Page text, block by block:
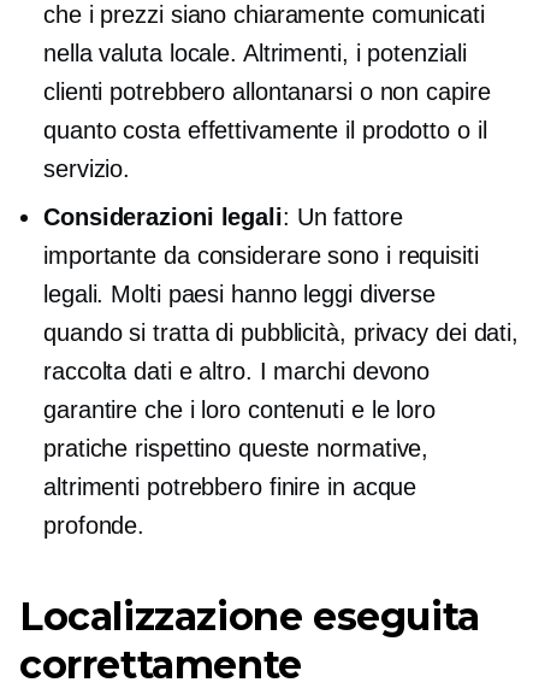
che i prezzi siano chiaramente comunicati
nella valuta locale. Altrimenti, i potenziali
clienti potrebbero allontanarsi o non capire
quanto costa effettivamente il prodotto o il
servizio.
Considerazioni legali: Un fattore
importante da considerare sono i requisiti
legali. Molti paesi hanno leggi diverse
quando si tratta di pubblicità, privacy dei dati,
raccolta dati e altro. I marchi devono
garantire che i loro contenuti e le loro
pratiche rispettino queste normative,
altrimenti potrebbero finire in acque
profonde.
Localizzazione eseguita
correttamente